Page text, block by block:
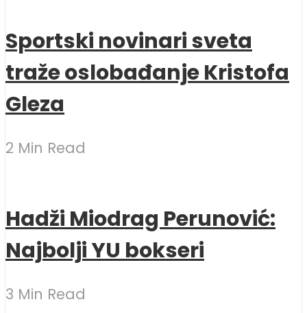
Sportski novinari sveta
traže oslobađanje Kristofa
Gleza
2 Min Read
Hadži Miodrag Perunović:
Najbolji YU bokseri
3 Min Read